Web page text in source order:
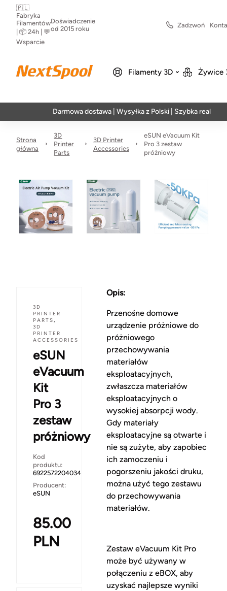
🇵🇱
Fabryka
Filamentów
| 📦 24h | 💬
Wsparcie
Doświadczenie
od 2015 roku
Zadzwoń
Filamenty 3D Żywice
Darmowa dostawa | Wysyłka z Polski | Szybka realizacja w 24h
Strona
główna
3D
Printer
Parts
3D Printer
Accessories
eSUN eVacuum Kit
Pro 3 zestaw
próżniowy
3D
PRINTER
PARTS,
3D
PRINTER
ACCESSORIES
eSUN
eVacuum
Kit
Pro 3
zestaw
próżniowy
Kod
produktu:
6922572204034
Producent:
eSUN
85.00
PLN
Opis:
Przenośne domowe
urządzenie próżniowe do
próżniowego
przechowywania
materiałów
eksploatacyjnych,
zwłaszcza materiałów
eksploatacyjnych o
wysokiej absorpcji wody.
Gdy materiały
eksploatacyjne są otwarte i
nie są zużyte, aby zapobiec
ich zamoczeniu i
pogorszeniu jakości druku,
można użyć tego zestawu
do przechowywania
materiałów.
Zestaw eVacuum Kit Pro
może być używany w
połączeniu z eBOX, aby
uzyskać najlepsze wyniki